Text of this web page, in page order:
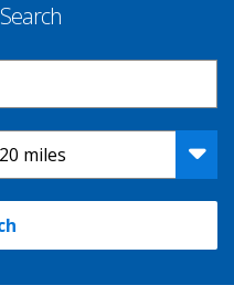
Search